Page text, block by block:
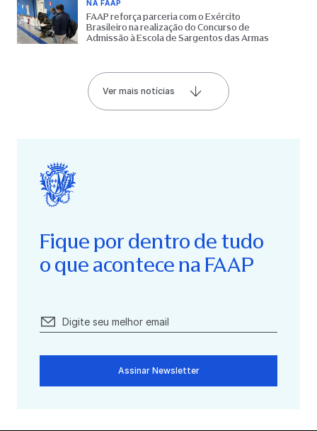
NA FAAP
FAAP reforça parceria com o Exército
Brasileiro na realização do Concurso de
Admissão à Escola de Sargentos das Armas
Ver mais notícias
Fique por dentro de tudo
o que acontece na FAAP
Assinar Newsletter